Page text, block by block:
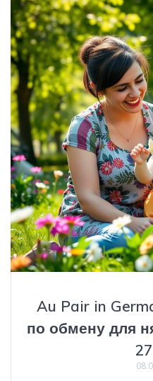
Au Pair in
по обмену для